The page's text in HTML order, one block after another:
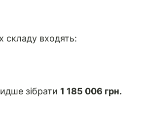
складу входять:
зібрати 1 185 006 грн.